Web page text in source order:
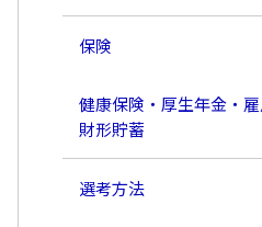
保険
健康保険・厚生年金・
財形貯蓄
選考方法